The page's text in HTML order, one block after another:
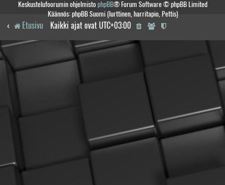
Keskustelufoorumin ohjelmistophpBB® Forum Software © phpBB Limited
Käännös: phpBB Suomi (lurttinen, harritapio, Pettis)
Etusivu Kaikki ajat ovat UTC+03:00